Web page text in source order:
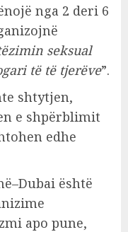
nga 2 deri 6
seksual
të të tjerëve”.
shtytjen,
e shpërblimit
edhe
është
apo pune,